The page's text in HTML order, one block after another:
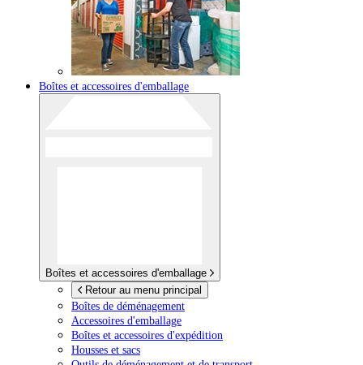
Boîtes et accessoires d'emballage
Boîtes et accessoires d'emballage
Retour au menu principal
Boîtes de déménagement
Accessoires d'emballage
Boîtes et accessoires d'expédition
Housses et sacs